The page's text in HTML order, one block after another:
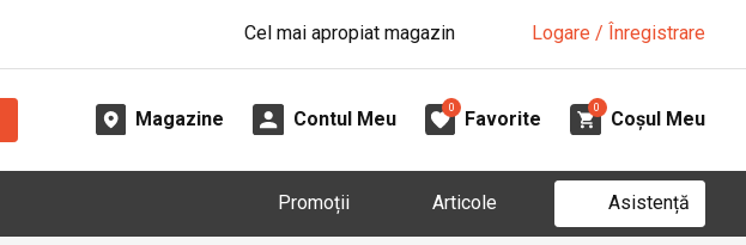
Cel mai apropiat magazin Logare / Înregistrare
Magazine Contul Meu
0
Favorite
0
Coșul Meu
Promoții Articole Asistență